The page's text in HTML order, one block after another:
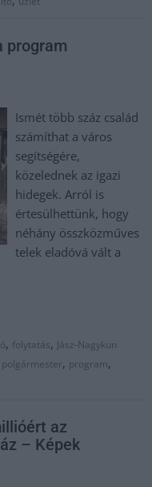
program
Ismét több száz család
számíthat a város
segítségére,
közelednek az igazi
hidegek. Arról is
értesülhettünk, hogy
néhány összközműves
telek eladóvá vált a
, folytatás, Jász-Nagykun
polgármester, program,
az
– Képek